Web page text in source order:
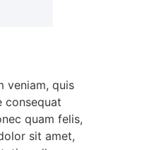
veniam, quis
consequat
quam felis,
sit amet,